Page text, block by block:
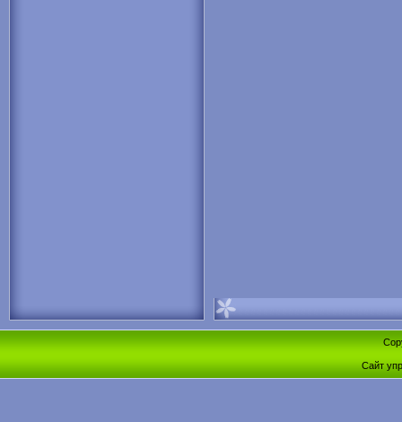
Сайт